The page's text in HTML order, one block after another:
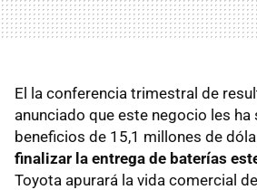
El la conferencia trimestral de
anunciado que este negocio les ha
beneficios de 15,1 millones de
finalizar la entrega de baterías
Toyota apurará la vida comercial